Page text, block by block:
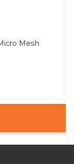
Mesh